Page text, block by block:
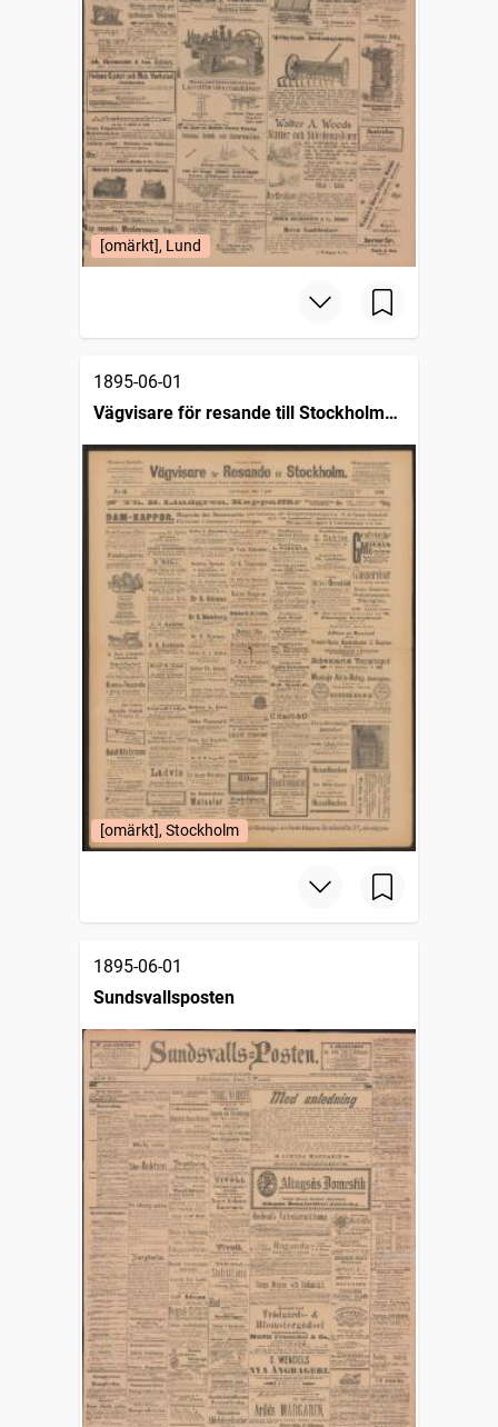
[omärkt], Lund
1895-06-01
Vägvisare för resande till Stockholm
(1876)
[omärkt], Stockholm
1895-06-01
Sundsvallsposten